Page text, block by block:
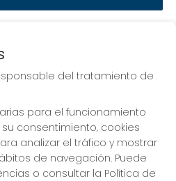
día 06-08-2026
MILLONARIO:
BONOLOTO
del tratamiento de
para el funcionamiento
consentimiento, cookies
analizar el tráfico y mostrar
de navegación. Puede
o consultar la Política de